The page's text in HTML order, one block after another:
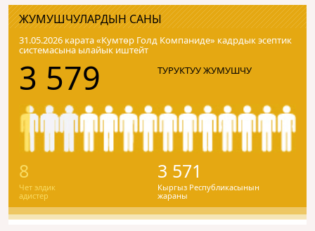
ЖУМУШЧУЛАРДЫН САНЫ
31.05.2026 карата «Кумтɵр Голд Компаниде» кадрдык эсептик
системасына ылайык иштейт
3 579 ТУРУКТУУ ЖУМУШЧУ
8
Чет элдик
адистер
3 571
Кыргыз Республикасынын
жараны